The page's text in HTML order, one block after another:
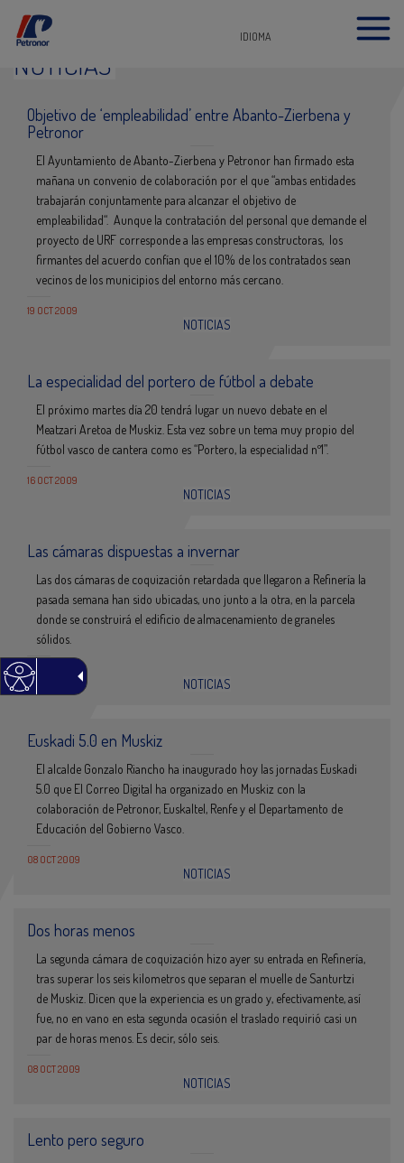
IDIOMA
NOTICIAS
Objetivo de ‘empleabilidad’ entre Abanto-Zierbena y
Petronor
El Ayuntamiento de Abanto-Zierbena y Petronor han firmado esta
mañana un convenio de colaboración por el que “ambas entidades
trabajarán conjuntamente para alcanzar el objetivo de
empleabilidad“. Aunque la contratación del personal que demande el
proyecto de URF corresponde a las empresas constructoras, los
firmantes del acuerdo confían que el 10% de los contratados sean
vecinos de los municipios del entorno más cercano.
19 OCT 2009
NOTICIAS
La especialidad del portero de fútbol a debate
El próximo martes día 20 tendrá lugar un nuevo debate en el
Meatzari Aretoa de Muskiz. Esta vez sobre un tema muy propio del
fútbol vasco de cantera como es “Portero, la especialidad nº1”.
16 OCT 2009
NOTICIAS
Las cámaras dispuestas a invernar
Las dos cámaras de coquización retardada que llegaron a Refinería la
pasada semana han sido ubicadas, uno junto a la otra, en la parcela
donde se construirá el edificio de almacenamiento de graneles
sólidos.
14 OCT 2009
NOTICIAS
Euskadi 5.0 en Muskiz
El alcalde Gonzalo Riancho ha inaugurado hoy las jornadas Euskadi
5.0 que El Correo Digital ha organizado en Muskiz con la
colaboración de Petronor, Euskaltel, Renfe y el Departamento de
Educación del Gobierno Vasco.
08 OCT 2009
NOTICIAS
Dos horas menos
La segunda cámara de coquización hizo ayer su entrada en Refinería,
tras superar los seis kilometros que separan el muelle de Santurtzi
de Muskiz. Dicen que la experiencia es un grado y, efectivamente, así
fue, no en vano en esta segunda ocasión el traslado requirió casi un
par de horas menos. Es decir, sólo seis.
08 OCT 2009
NOTICIAS
Lento pero seguro